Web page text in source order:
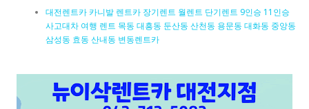
대전렌트카 카니발 렌트카 장기렌트 월렌트 단기렌트 9인승 11인승
사고대차 여행 렌트 목동 대흥동 둔산동 산천동 용문동 대화동 중앙동
삼성동 효동 산내동 변동렌트카